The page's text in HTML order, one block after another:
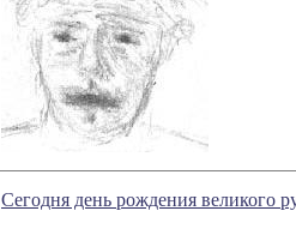
Сегодня день рождения великого